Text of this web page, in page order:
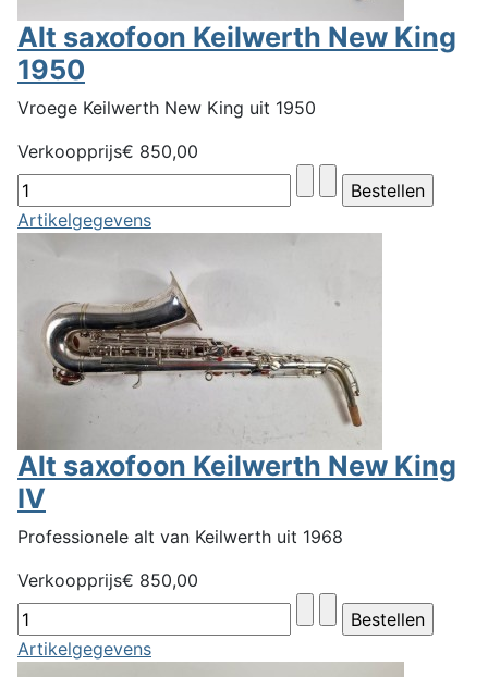
Alt saxofoon Keilwerth New King
1950
Vroege Keilwerth New King uit 1950
Verkoopprijs€ 850,00
Artikelgegevens
Alt saxofoon Keilwerth New King
IV
Professionele alt van Keilwerth uit 1968
Verkoopprijs€ 850,00
Artikelgegevens